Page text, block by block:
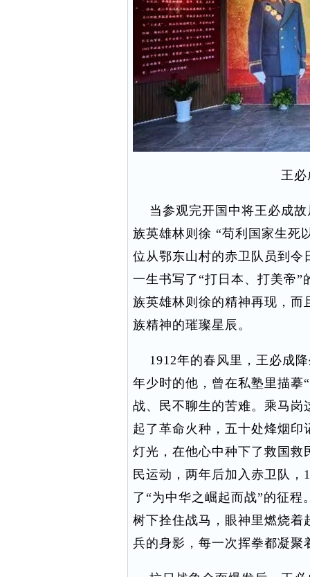
王必
当参观完开国中将王必成故
族英雄林则徐 “苟利国家生死
位从鄂东山村的赤卫队员到令
一生书写了“打日本、打美帝
族英雄林则徐的精神再现，而
族精神的璀璨星辰。
1912年的春风里，王必成降
年少时的他，曾在私塾里描摹
战、民不聊生的苦难。乘马岗
起了革命火种，五十处烽烟
灯光，在他心中种下了救国救
民运动，两年后加入赤卫队
了“为中华之崛起而战”的征
树下拴住战马，眼神里燃烧着
兵的身影，每一次挥拳都凝聚